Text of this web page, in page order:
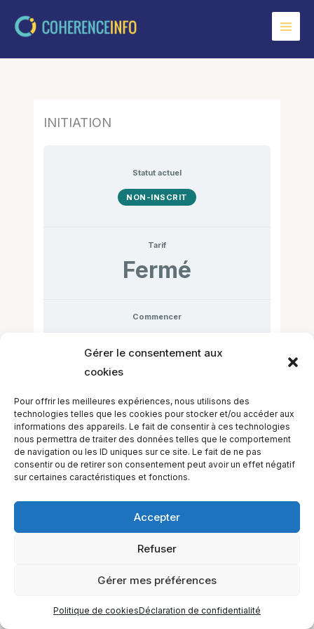
Gérer le consentement aux
cookies
Pour offrir les meilleures expériences, nous utilisons des
technologies telles que les cookies pour stocker et/ou accéder aux
informations des appareils. Le fait de consentir à ces technologies
nous permettra de traiter des données telles que le comportement
de navigation ou les ID uniques sur ce site. Le fait de ne pas
consentir ou de retirer son consentement peut avoir un effet négatif
sur certaines caractéristiques et fonctions.
Accepter
Refuser
Gérer mes préférences
Politique de cookiesDéclaration de confidentialité
INITIATION
Statut actuel
NON-INSCRIT
Tarif
Fermé
Commencer
EQUILIBIOS FORMATION Inc. 5748 9e Avenue, Montréal (QC)